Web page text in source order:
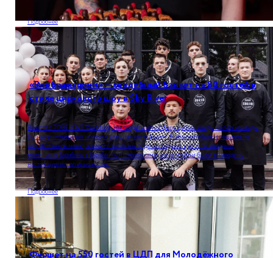
Подробнее
«Воображариум» — свадебный банкет на 80 гостей в
стиле циркового шоу в Sky River
Вместе с TOBELOVE Weddings мы создали атмосферу цирка: каждый член команды
был загриммирован и носил специальную форму. На банкете было специально
разработанное меню, а вместо торта мы подали сладкий купол со звездами,
маленькие барабаны с барабанными палочками, а в коктейли были вмородены
настоящие игральные кости.
Подробнее
Фуршет на 550 гостей в ЦДП для Молодёжного